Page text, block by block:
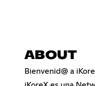
ABOUT
Bienvenid@ a